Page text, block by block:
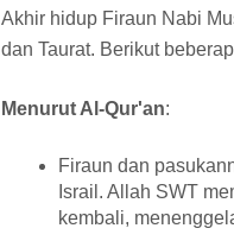
Akhir hidup Firaun Nabi
dan Taurat. Berikut
Menurut Al-Qur'an:
Firaun dan
Israil. Allah SWT
kembali,